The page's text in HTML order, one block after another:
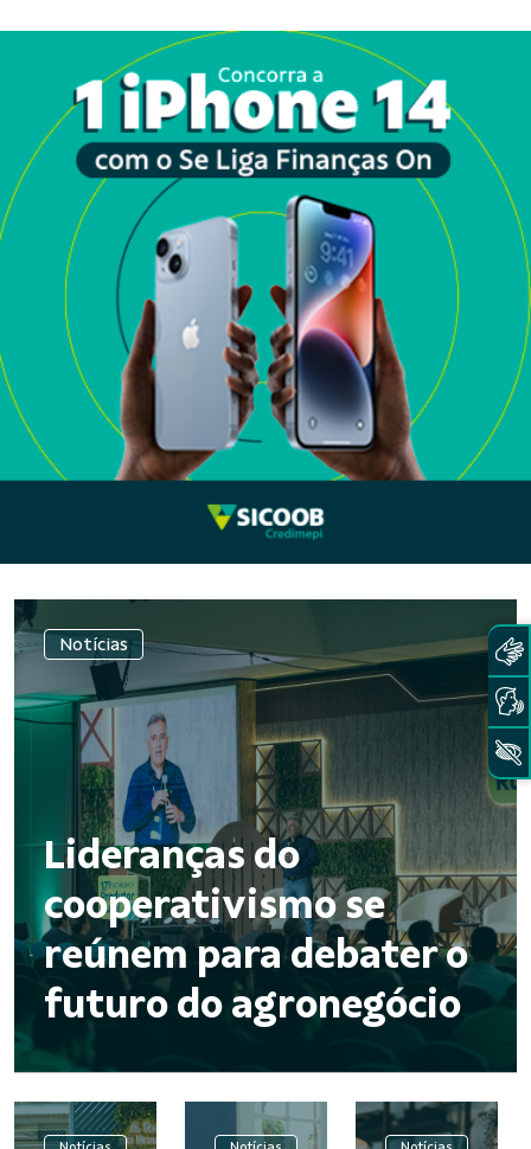
Notícias
Lideranças do
cooperativismo se
reúnem para debater o
futuro do agronegócio